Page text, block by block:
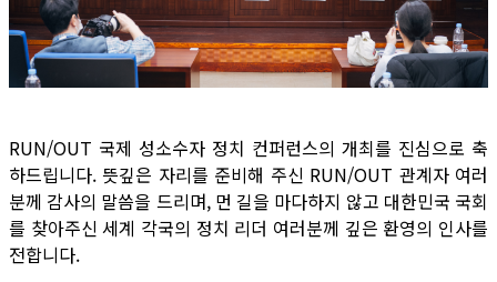
RUN/OUT 국제 성소수자 정치 컨퍼런스의 개최를 진심으로 축
하드립니다. 뜻깊은 자리를 준비해 주신 RUN/OUT 관계자 여러
분께 감사의 말씀을 드리며, 먼 길을 마다하지 않고 대한민국 국회
를 찾아주신 세계 각국의 정치 리더 여러분께 깊은 환영의 인사를
전합니다.